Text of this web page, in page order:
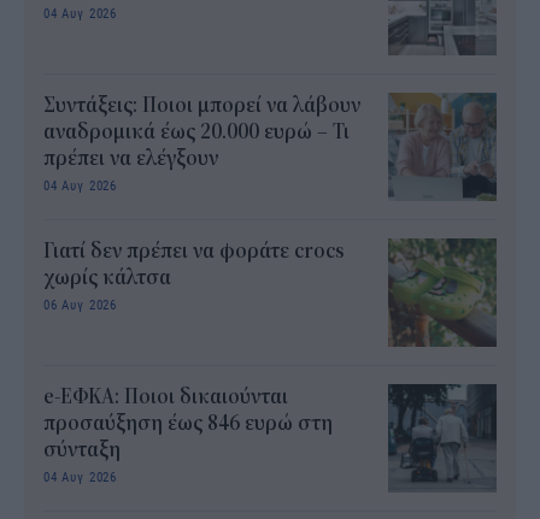
04 Αυγ 2026
Συντάξεις: Ποιοι μπορεί να λάβουν
αναδρομικά έως 20.000 ευρώ – Τι
πρέπει να ελέγξουν
04 Αυγ 2026
Γιατί δεν πρέπει να φοράτε crocs
χωρίς κάλτσα
06 Αυγ 2026
e-ΕΦΚΑ: Ποιοι δικαιούνται
προσαύξηση έως 846 ευρώ στη
σύνταξη
04 Αυγ 2026